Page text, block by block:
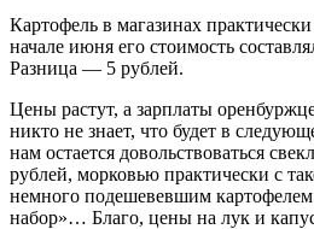
Картофель в магазинах
начале июня его стоимость
Разница — 5 рублей.
Цены растут, а зарплаты
никто не знает, что будет в
нам остается довольствоваться
рублей, морковью практически с
немного подешевевшим
набор»… Благо, цены на лук и